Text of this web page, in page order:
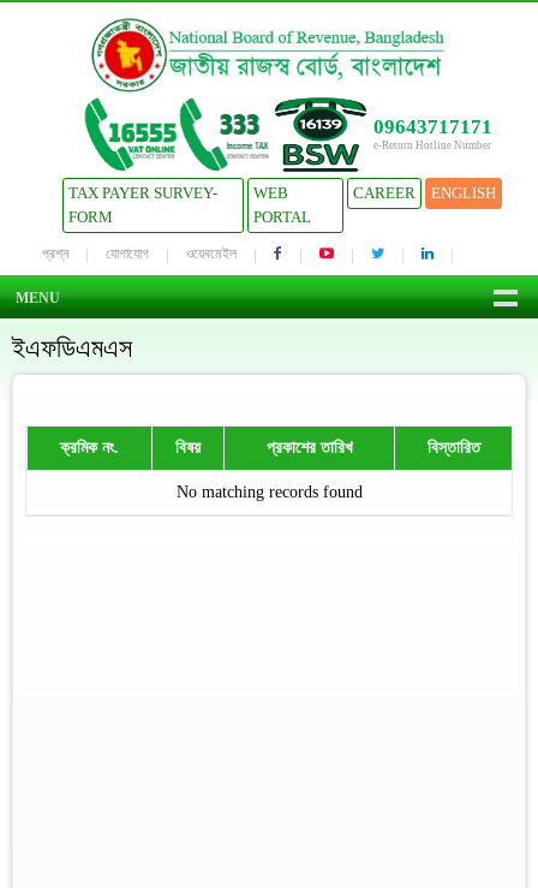
09643717171
e-Return Hotline Number
TAX PAYER SURVEY-
FORM
WEB
PORTAL
CAREER ENGLISH
প্রশ্ন যোগাযোগ ওয়েবমেইল
MENU
ইএফডিএমএস
ক্রমিক নং. বিষয় প্রকাশের তারিখ বিস্তারিত
No matching records found